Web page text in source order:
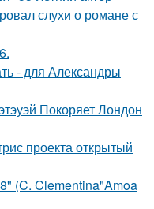
слухи о романе с
- для Александры
Покоряет Лондон
проекта открытый
(C. Clementina"Amoa